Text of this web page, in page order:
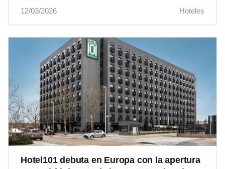
12/03/2026
Hoteles
Hotel101 debuta en Europa con la apertura